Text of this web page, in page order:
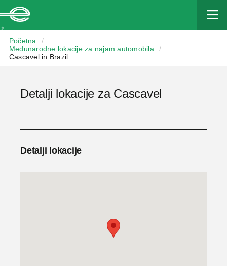
Početna
/
Međunarodne lokacije za najam automobila
/
Cascavel in Brazil
Detalji lokacije za Cascavel
Detalji lokacije